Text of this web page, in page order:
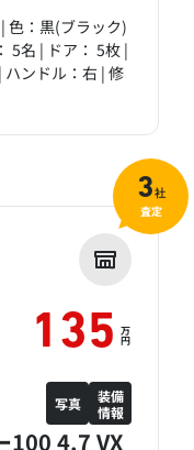
色：黒(ブラック)
5名 | ドア： 5枚 |
ンドル：右 | 修
100 4.7 VX
135 万
円
写真
装備
情報
3社
査定